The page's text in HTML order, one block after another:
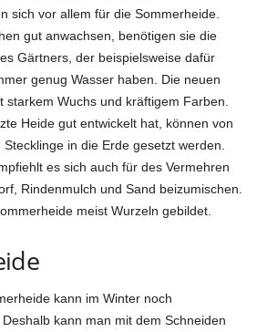
sich vor allem für die Sommerheide.
gut anwachsen, benötigen sie die
Gärtners, der beispielsweise dafür
genug Wasser haben. Die neuen
starkem Wuchs und kräftigem Farben.
Heide gut entwickelt hat, können von
in die Erde gesetzt werden.
es sich auch für des Vermehren
Rindenmulch und Sand beizumischen.
meist Wurzeln gebildet.
kann im Winter noch
kann man mit dem Schneiden